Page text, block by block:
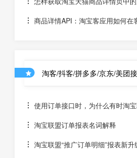
商品详情API：淘宝客应用如何
淘客/抖客/拼多多/京东/美团
使用订单接口时，为什么有时淘
淘宝联盟订单报表名词解释
淘宝联盟“推广订单明细”报表新升